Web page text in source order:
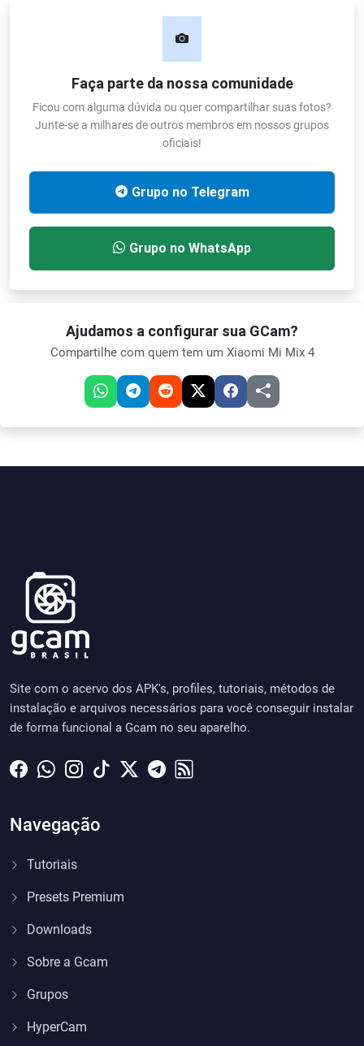
Faça parte da nossa comunidade
Ficou com alguma dúvida ou quer compartilhar suas fotos?
Junte-se a milhares de outros membros em nossos grupos
oficiais!
Grupo no Telegram
Grupo no WhatsApp
Ajudamos a configurar sua GCam?
Compartilhe com quem tem um Xiaomi Mi Mix 4
Site com o acervo dos APK's, profiles, tutoriais, métodos de
instalação e arquivos necessários para você conseguir instalar
de forma funcional a Gcam no seu aparelho.
Navegação
Tutoriais
Presets Premium
Downloads
Sobre a Gcam
Grupos
HyperCam